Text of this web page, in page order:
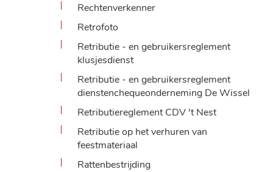
Rechtenverkenner
Retrofoto
Retributie - en gebruikersreglement
klusjesdienst
Retributie - en gebruikersreglement
dienstenchequeonderneming De Wissel
Retributiereglement CDV 't Nest
Retributie op het verhuren van
feestmateriaal
Rattenbestrijding